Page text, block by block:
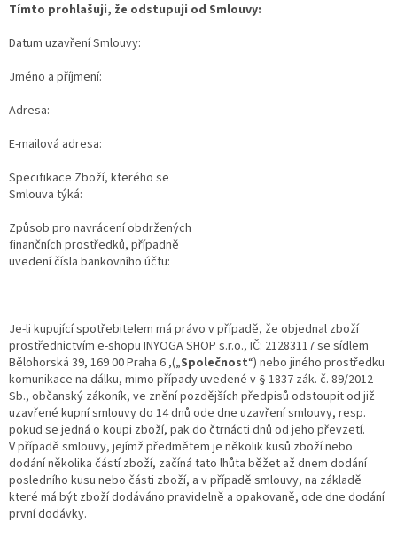
Tímto prohlašuji, že odstupuji od Smlouvy:
Datum uzavření Smlouvy:
Jméno a příjmení:
Adresa:
E-mailová adresa:
Specifikace Zboží, kterého se
Smlouva týká:
Způsob pro navrácení obdržených
finančních prostředků, případně
uvedení čísla bankovního účtu:
Je-li kupující spotřebitelem má právo v případě, že objednal zboží
prostřednictvím e-shopu INYOGA SHOP s.r.o., IČ: 21283117 se sídlem
Bělohorská 39, 169 00 Praha 6 ,(„Společnost“) nebo jiného prostředku
komunikace na dálku, mimo případy uvedené v § 1837 zák. č. 89/2012
Sb., občanský zákoník, ve znění pozdějších předpisů odstoupit od již
uzavřené kupní smlouvy do 14 dnů ode dne uzavření smlouvy, resp.
pokud se jedná o koupi zboží, pak do čtrnácti dnů od jeho převzetí.
V případě smlouvy, jejímž předmětem je několik kusů zboží nebo
dodání několika částí zboží, začíná tato lhůta běžet až dnem dodání
posledního kusu nebo části zboží, a v případě smlouvy, na základě
které má být zboží dodáváno pravidelně a opakovaně, ode dne dodání
první dodávky.